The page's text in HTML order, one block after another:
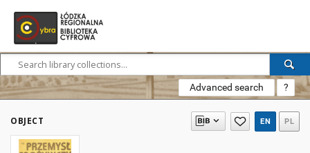
Advanced search ?
OBJECT EN PL